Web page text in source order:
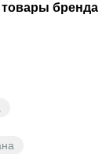
товары бренда